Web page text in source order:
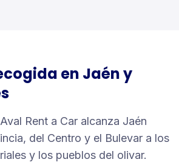
en Jaény
Rent a Car alcanza Jaén
del Centro y el Bulevar a los
y los pueblos del olivar.